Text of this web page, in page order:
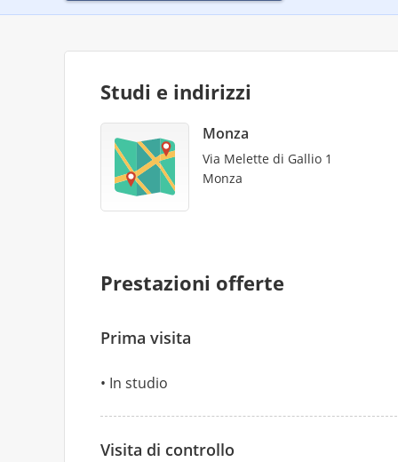
Studi e indirizzi
Monza
Via Melette di Gallio 1
Monza
Prestazioni offerte
Prima visita
In studio
Visita di controllo